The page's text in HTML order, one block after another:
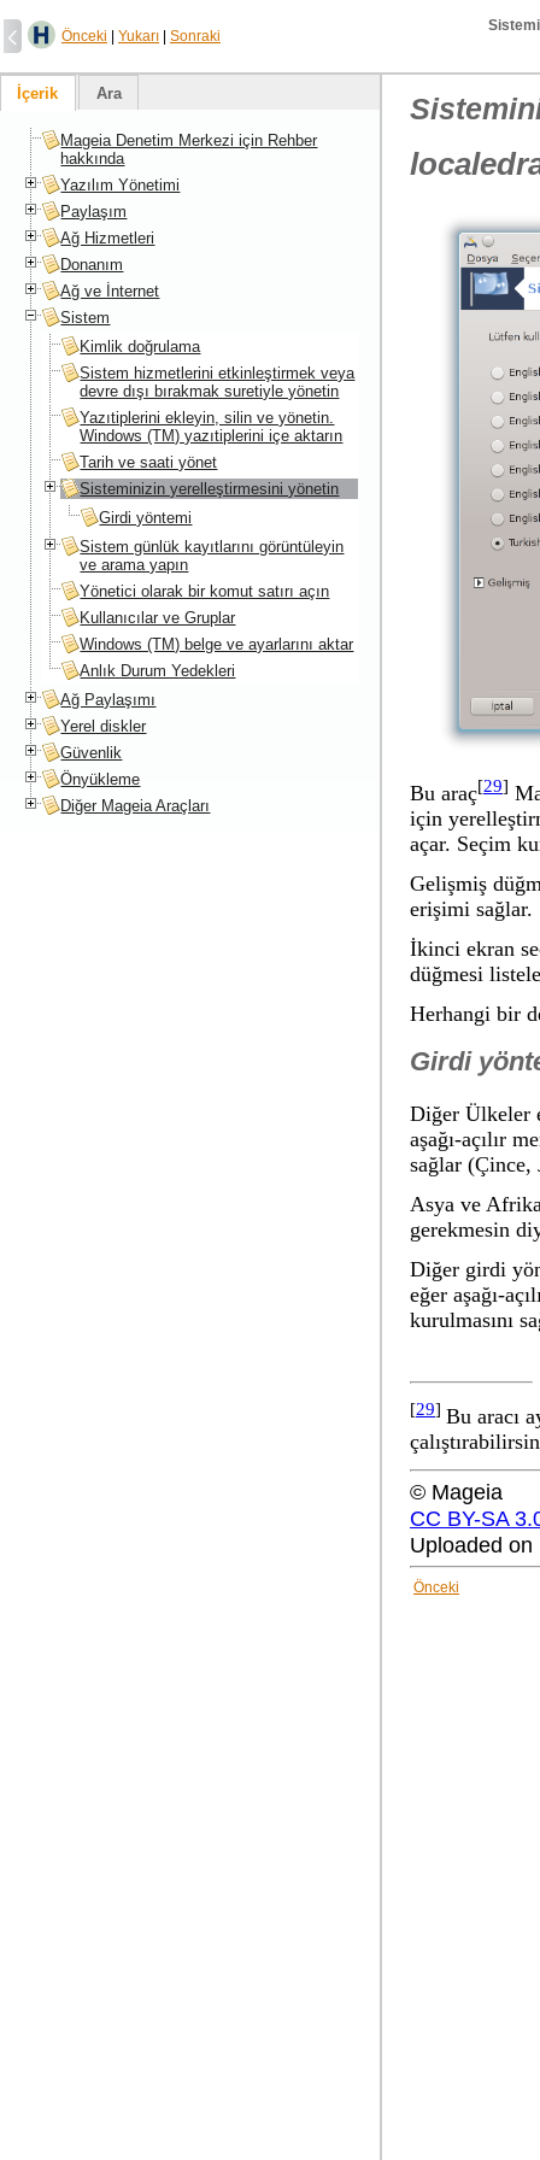
Önceki Yukarı Sonraki
Bu araç[29]
için
açar. Seçim
Gelişmiş
erişimi sağlar.
İkinci ekran
düğmesi
Herhangi bir
Girdi
Diğer Ülkeler
aşağı-açılır
sağlar (Çince,
Asya ve
gerekmesin
Diğer girdi
eğer aşağı-
kurulmasını
[29] Bu aracı
© Mageia
CC BY-SA
Uploaded
Önceki
İçerik Ara
Mageia Denetim Merkezi için Rehber
hakkında
Yazılım Yönetimi
Paylaşım
Ağ Hizmetleri
Donanım
Ağ ve İnternet
Sistem
Kimlik doğrulama
Sistem hizmetlerini etkinleştirmek veya
devre dışı bırakmak suretiyle yönetin
Yazıtiplerini ekleyin, silin ve yönetin.
Windows (TM) yazıtiplerini içe aktarın
Tarih ve saati yönet
Sisteminizin yerelleştirmesini yönetin
Girdi yöntemi
Sistem günlük kayıtlarını görüntüleyin
ve arama yapın
Yönetici olarak bir komut satırı açın
Kullanıcılar ve Gruplar
Windows (TM) belge ve ayarlarını aktar
Anlık Durum Yedekleri
Ağ Paylaşımı
Yerel diskler
Güvenlik
Önyükleme
Diğer Mageia Araçları